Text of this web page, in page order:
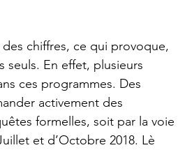
chiffres, ce qui provoque,
seuls. En effet, plusieurs
ces programmes. Des
activement des
formelles, soit par la voie
et d’Octobre 2018. Lè